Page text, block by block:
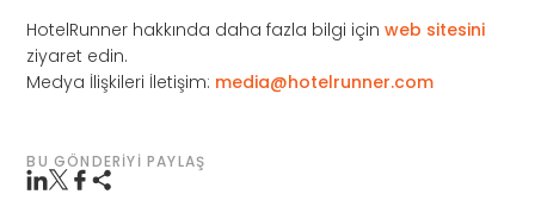
HotelRunner hakkında daha fazla bilgi içinweb sitesini
ziyaret edin.
Medya İlişkileri İletişim: media@hotelrunner.com
BU GÖNDERIYI PAYLAŞ